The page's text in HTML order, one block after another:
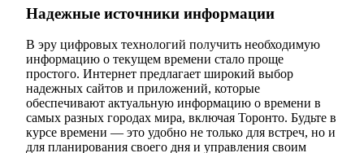
Надежные источники информации
В эру цифровых технологий получить необходимую
информацию о текущем времени стало проще
простого. Интернет предлагает широкий выбор
надежных сайтов и приложений, которые
обеспечивают актуальную информацию о времени в
самых разных городах мира, включая Торонто. Будьте в
курсе времени — это удобно не только для встреч, но и
для планирования своего дня и управления своим